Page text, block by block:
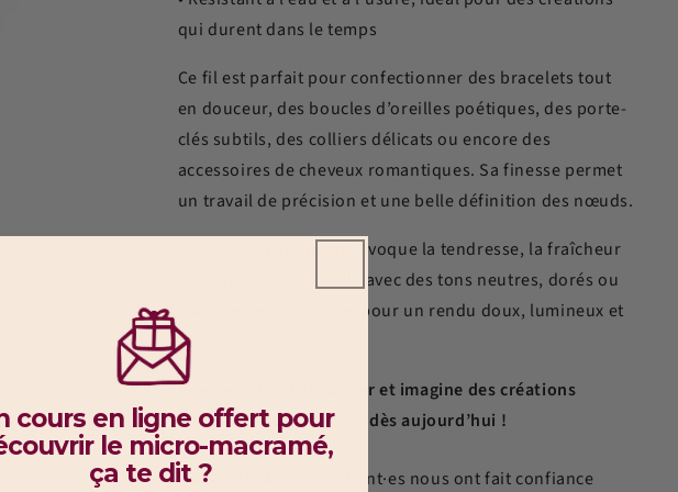
qui durent dans le temps
Ce fil est parfait pour confectionner des bracelets tout
en douceur, des boucles d’oreilles poétiques, des porte-
clés subtils, des colliers délicats ou encore des
accessoires de cheveux romantiques. Sa finesse permet
un travail de précision et une belle définition des nœuds.
La couleur rose pastel évoque la tendresse, la fraîcheur
et s'associe à merveille avec des tons neutres, dorés ou
d'autres teintes pastel pour un rendu doux, lumineux et
harmonieux.
Ajoute ce fil à ton panier et imagine des créations
empreintes de douceur dès aujourd’hui !
Déjà +10000 client·es nous ont fait confiance
cours en ligne offert pour
le micro-macramé,
ça te dit ?